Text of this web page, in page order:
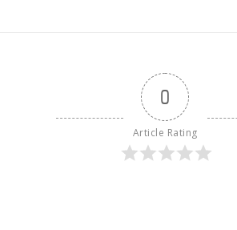
0
Article Rating